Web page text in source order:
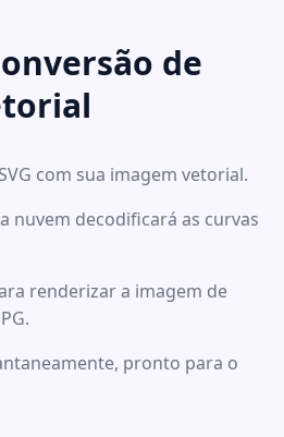
de
com sua imagem vetorial.
nuvem decodificará as curvas
renderizar a imagem de
pronto para o